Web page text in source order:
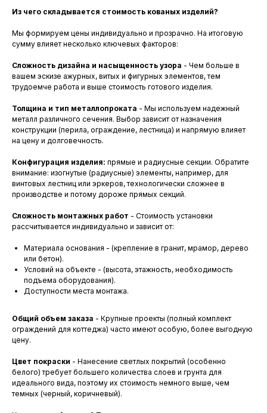
Из чего складывается стоимость кованых изделий?
Мы формируем цены индивидуально и прозрачно. На итоговую
сумму влияет несколько ключевых факторов:
Сложность дизайна и насыщенность узора - Чем больше в
вашем эскизе ажурных, витых и фигурных элементов, тем
трудоемче работа и выше стоимость готового изделия.
Толщина и тип металлопроката - Мы используем надежный
металл различного сечения. Выбор зависит от назначения
конструкции (перила, ограждение, лестница) и напрямую влияет
на цену и долговечность.
Конфигурация изделия: прямые и радиусные секции. Обратите
внимание: изогнутые (радиусные) элементы, например, для
винтовых лестниц или эркеров, технологически сложнее в
производстве и потому дороже прямых секций.
Сложность монтажных работ - Стоимость установки
рассчитывается индивидуально и зависит от:
Материала основания - (крепление в гранит, мрамор, дерево
или бетон).
Условий на объекте - (высота, этажность, необходимость
подъема оборудования).
Доступности места монтажа.
Общий объем заказа - Крупные проекты (полный комплект
ограждений для коттеджа) часто имеют особую, более выгодную
цену.
Цвет покраски - Нанесение светлых покрытий (особенно
белого) требует большего количества слоев и грунта для
идеального вида, поэтому их стоимость немного выше, чем
темных (черный, коричневый).